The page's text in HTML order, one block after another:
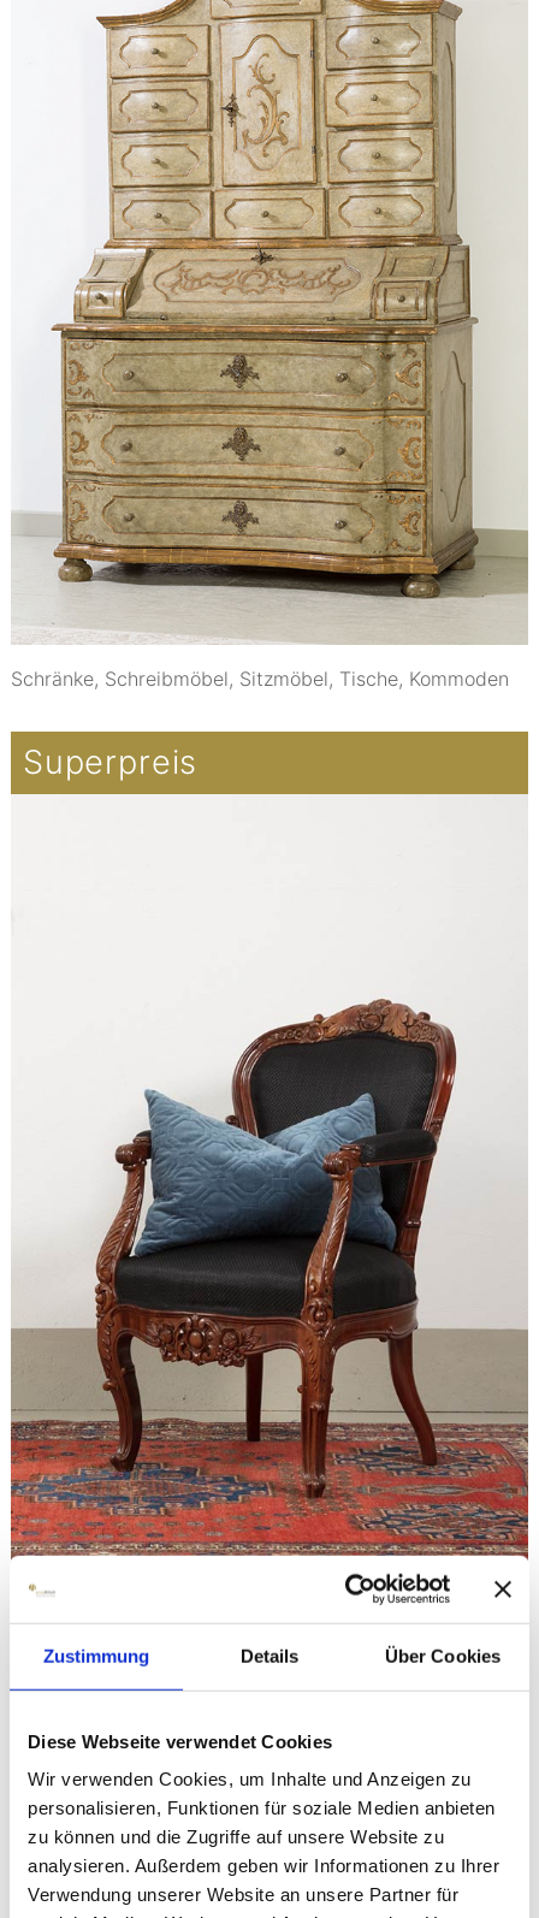
Zustimmung Details Über Cookies
Diese Webseite verwendet Cookies
Wir verwenden Cookies, um Inhalte und Anzeigen zu
personalisieren, Funktionen für soziale Medien anbieten
zu können und die Zugriffe auf unsere Website zu
analysieren. Außerdem geben wir Informationen zu Ihrer
Verwendung unserer Website an unsere Partner für
Schränke, Schreibmöbel, Sitzmöbel, Tische, Kommoden
Superpreis
Angebote, antike Möbel zum Sonderpreis
Restaurierung